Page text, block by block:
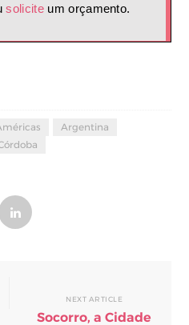
soliciteum orçamento.
Argentina
NEXT ARTICLE
Socorro, a Cidade